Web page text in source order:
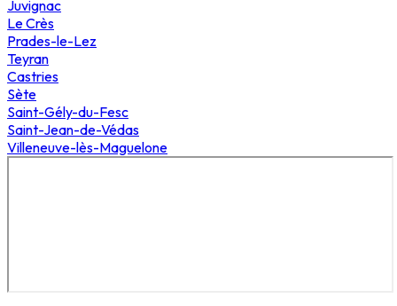
Juvignac
Le Crès
Prades-le-Lez
Teyran
Castries
Sète
Saint-Gély-du-Fesc
Saint-Jean-de-Védas
Villeneuve-lès-Maguelone